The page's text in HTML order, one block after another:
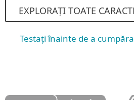
EXPLORAȚI TOATE
Testați înainte de a